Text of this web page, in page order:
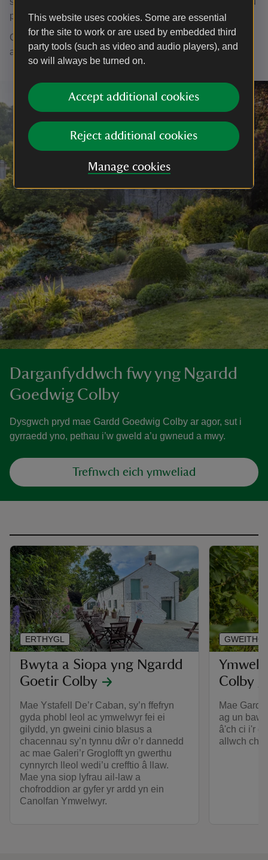
This website uses cookies. Some are essential
for the site to work or are used by embedded third
party tools (such as video and audio players), and
so will always be turned on.
Accept additional cookies
Reject additional cookies
Manage cookies
penodol ym mis Gorffennaf ac Awst.
Cliciwch yma i ddysgu mwy gan gynnwys dyddiadau ac
amseroedd.
Darganfyddwch fwy yng Ngardd
Goedwig Colby
Dysgwch pryd mae Gardd Goedwig Colby ar agor, sut i
gyrraedd yno, pethau i’w gweld a’u gwneud a mwy.
Trefnwch eich ymweliad
Bwyta a Siopa yng Ngardd
Goetir Colby
Mae Ystafell De’r Caban, sy’n ffefryn
gyda phobl leol ac ymwelwyr fei ei
gilydd, yn gweini cinio blasus a
chacennau sy’n tynnu dŵr o’r dannedd
ac mae Galeri’r Groglofft yn gwerthu
cynnyrch lleol wedi’u crefftio â llaw.
Mae yna siop lyfrau ail-law a
chofroddion ar gyfer yr ardd yn ein
Canolfan Ymwelwyr.
ERTHYGL
Colby
Mae
ag un
â'ch ci i'r
allwch chi